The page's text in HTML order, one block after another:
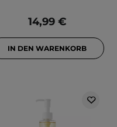
14,99 €
IN DEN WARENKORB